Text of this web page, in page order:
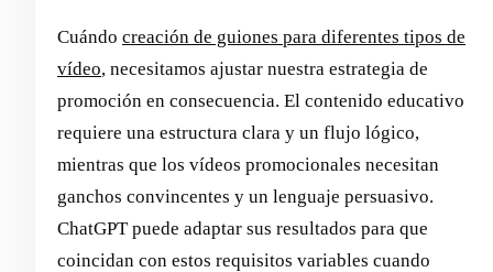
Cuándo creación de guiones para diferentes tipos de
vídeo, necesitamos ajustar nuestra estrategia de
promoción en consecuencia. El contenido educativo
requiere una estructura clara y un flujo lógico,
mientras que los vídeos promocionales necesitan
ganchos convincentes y un lenguaje persuasivo.
ChatGPT puede adaptar sus resultados para que
coincidan con estos requisitos variables cuando